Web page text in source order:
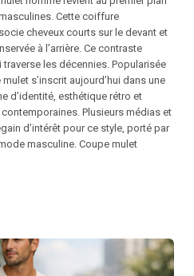
Cette coiffure
cheveux courts sur le devant et
à l’arrière. Ce contraste
les décennies. Popularisée
s’inscrit aujourd’hui dans une
d’identité, esthétique rétro et
Plusieurs médias et
d’intérêt pour ce style, porté par
masculine. Coupe mulet